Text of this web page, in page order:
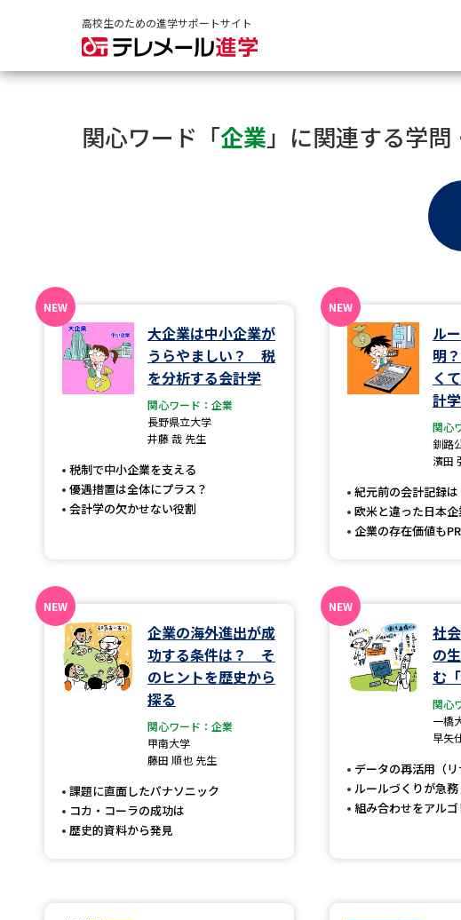
高校生のための進学サポートサイト
関心ワード「企業」に関連する学問
大企業は中小企業が
うらやましい？ 税
を分析する会計学
関心ワード：企業
長野県立大学
井藤 哉 先生
税制で中小企業を支える
優遇措置は全体にプラス？
会計学の欠かせない役割
ル
明
く
計学
関心
釧路
濱田
紀元前の会計記録は
欧米と違った日本
企業の存在価値もPR
企業の海外進出が成
功する条件は？ そ
のヒントを歴史から
探る
関心ワード：企業
甲南大学
藤田 順也 先生
課題に直面したパナソニック
コカ・コーラの成功は
歴史的資料から発見
社
の
む
関心
一橋
早矢
データの再活用（
ルールづくりが急務
組み合わせをアル